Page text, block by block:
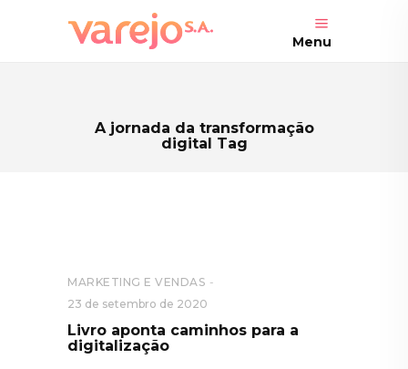
Menu
A jornada da transformação
digital Tag
MARKETING E VENDAS
23 de setembro de 2020
Livro aponta caminhos para a
digitalização